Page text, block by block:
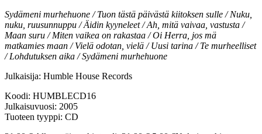
Sydämeni murhehuone / Tuon tästä päivästä kiitoksen sulle / Nuku,
nuku, ruusunnuppu / Äidin kyyneleet / Ah, mitä vaivaa, vastusta /
Maan suru / Miten vaikea on rakastaa / Oi Herra, jos mä
matkamies maan / Vielä odotan, vielä / Uusi tarina / Te murheelliset
/ Lohdutuksen aika / Sydämeni murhehuone
Julkaisija: Humble House Records
Koodi: HUMBLECD16
Julkaisuvuosi: 2005
Tuoteen tyyppi: CD